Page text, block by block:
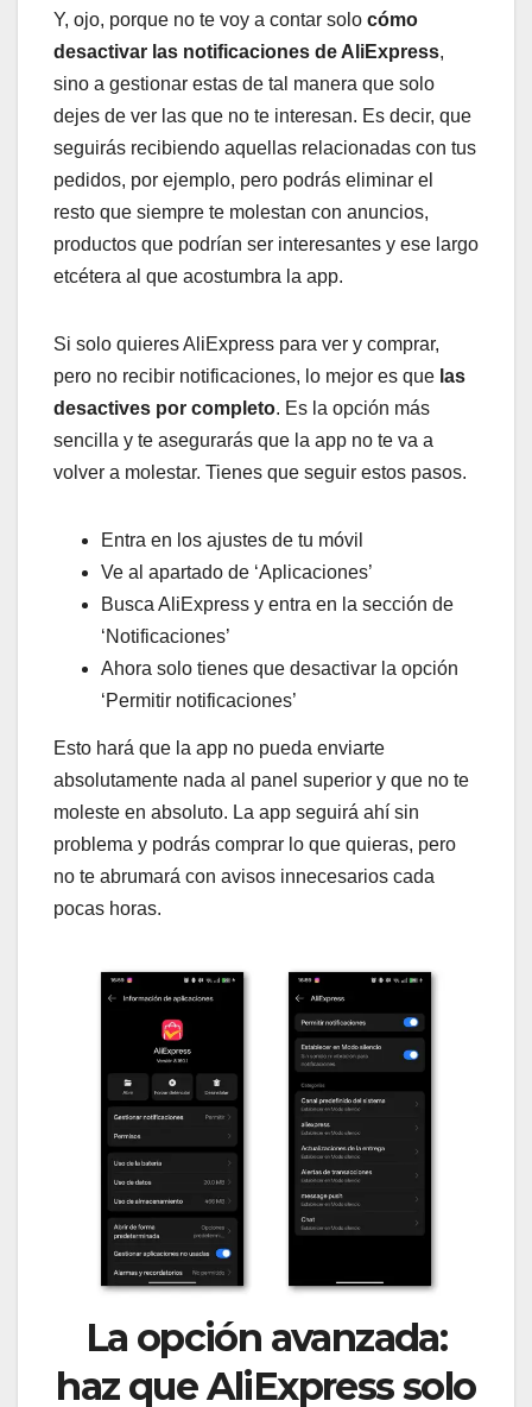
Y, ojo, porque no te voy a contar solo cómo
desactivar las notificaciones de AliExpress,
sino a gestionar estas de tal manera que solo
dejes de ver las que no te interesan. Es decir, que
seguirás recibiendo aquellas relacionadas con tus
pedidos, por ejemplo, pero podrás eliminar el
resto que siempre te molestan con anuncios,
productos que podrían ser interesantes y ese largo
etcétera al que acostumbra la app.
Si solo quieres AliExpress para ver y comprar,
pero no recibir notificaciones, lo mejor es que las
desactives por completo. Es la opción más
sencilla y te asegurarás que la app no te va a
volver a molestar. Tienes que seguir estos pasos.
Entra en los ajustes de tu móvil
Ve al apartado de ‘Aplicaciones’
Busca AliExpress y entra en la sección de
‘Notificaciones’
Ahora solo tienes que desactivar la opción
‘Permitir notificaciones’
Esto hará que la app no pueda enviarte
absolutamente nada al panel superior y que no te
moleste en absoluto. La app seguirá ahí sin
problema y podrás comprar lo que quieras, pero
no te abrumará con avisos innecesarios cada
pocas horas.
La opción avanzada:
haz que AliExpress solo